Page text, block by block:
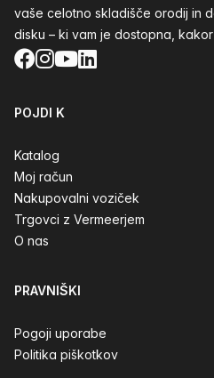
vaše celotno skladišče orodij in
disku – ki vam je dostopna,
Facebook
Instagram
YouTube
LinkedIn
POJDI K
Katalog
Moj račun
Nakupovalni voziček
Trgovci z Vermeerjem
O nas
PRAVNIŠKI
Pogoji uporabe
Politika piškotkov